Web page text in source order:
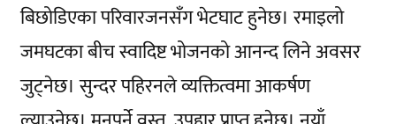
बिछोडिएका परिवारजनसँग भेटघाट हुनेछ। रमाइलो
जमघटका बीच स्वादिष्ट भोजनको आनन्द लिने अवसर
जुट्नेछ। सुन्दर पहिरनले व्यक्तित्वमा आकर्षण